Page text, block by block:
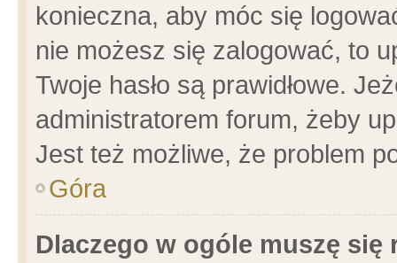
konieczna, aby móc się
nie możesz się zalogować, to
Twoje hasło są prawidłowe.
administratorem forum, żeby
Jest też możliwe, że problem
Góra
Dlaczego w ogóle muszę się